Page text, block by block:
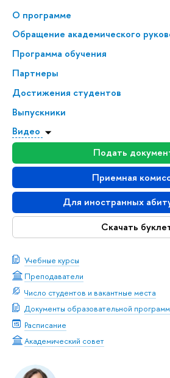
О программе
Обращение академического
Программа обучения
Партнеры
Достижения студентов
Выпускники
Видео
Подать
Приемная
Для иностранных
Скачать
Учебные курсы
Преподаватели
Число студентов и вакантные места
Документы образовательной
Расписание
Академический совет